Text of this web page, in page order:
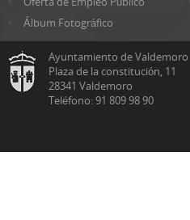
Álbum Fotográfico
Ayuntamiento de Valdemoro
Plaza de la constitución, 11
28341 Valdemoro
Teléfono: 91 809 98 90